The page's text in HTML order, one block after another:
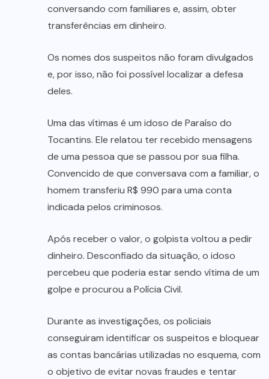
conversando com familiares e, assim, obter
transferências em dinheiro.
Os nomes dos suspeitos não foram divulgados
e, por isso, não foi possível localizar a defesa
deles.
Uma das vítimas é um idoso de Paraíso do
Tocantins. Ele relatou ter recebido mensagens
de uma pessoa que se passou por sua filha.
Convencido de que conversava com a familiar, o
homem transferiu R$ 990 para uma conta
indicada pelos criminosos.
Após receber o valor, o golpista voltou a pedir
dinheiro. Desconfiado da situação, o idoso
percebeu que poderia estar sendo vítima de um
golpe e procurou a Polícia Civil.
Durante as investigações, os policiais
conseguiram identificar os suspeitos e bloquear
as contas bancárias utilizadas no esquema, com
o objetivo de evitar novas fraudes e tentar